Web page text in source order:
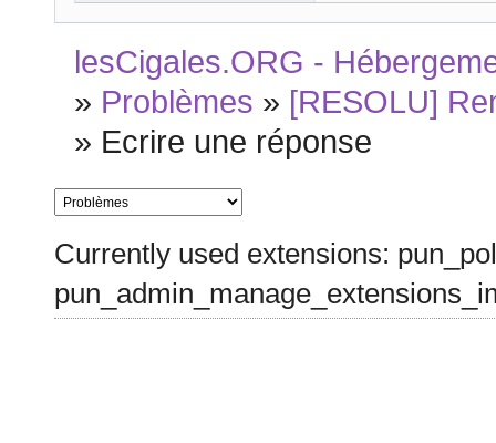
lesCigales.ORG -
» Problèmes » [RESOLU]
» Ecrire une réponse
Currently used extensions: